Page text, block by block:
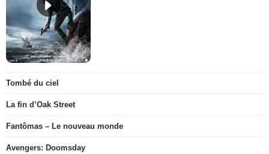
Tombé du ciel
La fin d’Oak Street
Fantômas – Le nouveau monde
Avengers: Doomsday